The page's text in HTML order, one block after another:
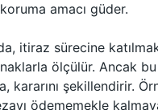
amacı güder.
itiraz sürecine
ölçülür. Ancak
kararını
ödememekle